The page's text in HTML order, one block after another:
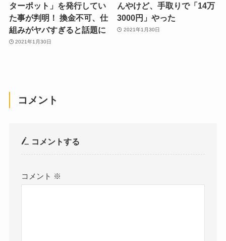
ターポット」を発行してい
た事が判明！ 換金不可、仕
組みがヤバすぎると話題に
2021年1月30日
んやけど、手取りで「14万
3000円」やった
2021年1月30日
コメント
コメントする
コメント ※